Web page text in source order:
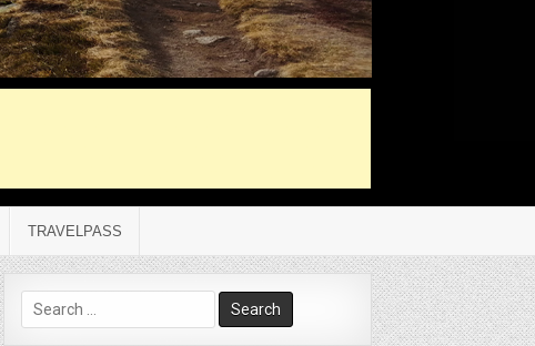
TRAVELPASS
Search
for: